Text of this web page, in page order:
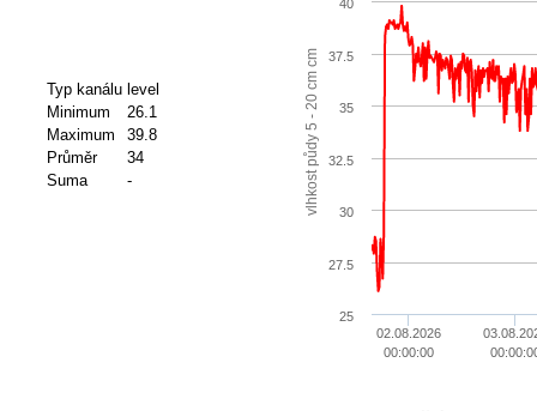
Typ kanálu level
Minimum
26.1
Maximum
39.8
Průměr
34
Suma
- vlhkost půdy 5 - 20 cm cm
02.08.2026
00:00:00
25
27.5
30
32.5
35
37.5
40